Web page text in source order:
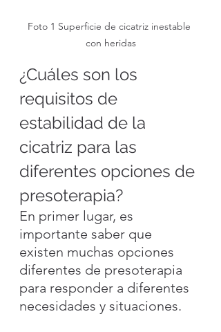
Foto 1 Superficie de cicatriz inestable
con heridas
¿Cuáles son los
requisitos de
estabilidad de la
cicatriz para las
diferentes opciones de
presoterapia?
En primer lugar, es
importante saber que
existen muchas opciones
diferentes de presoterapia
para responder a diferentes
necesidades y situaciones.